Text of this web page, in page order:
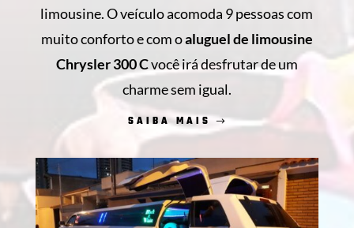
limousine. O veículo acomoda 9 pessoas com
muito conforto e com oaluguel de limousine
Chrysler 300 Cvocê irá desfrutar de um
charme sem igual.
SAIBA MAIS